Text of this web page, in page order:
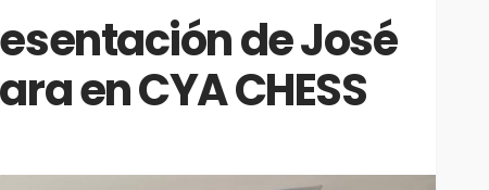
de José
en CYA CHESS